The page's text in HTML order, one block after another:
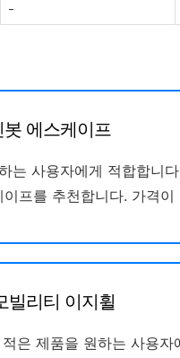
-
에스케이프
는 사용자에게 적합합니
프를 추천합니다. 가격
빌리티 이지휠
은 제품을 원하는 사용자